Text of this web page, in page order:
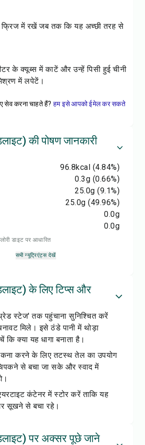
फ्रिज में रखें जब तक कि यह अच्छी तरह से
के क्यूब्स में काटें और उन्हें पिसी हुई चीनी
में लपेटें।
सेव करना चाहते हैं? हम इसे आपको ईमेल कर सकते
की पोषण जानकारी
96.8kcal (4.84%)
0.3g (0.66%)
25.0g (9.1%)
25.0g (49.96%)
0.0g
0.0g
डाइट पर आधारित
सभी न्यूट्रिएंट्स देखें
के लिए टिप्स और
स्टेज' तक पहुंचाना सुनिश्चित करें
मिले। इसे ठंडे पानी में थोड़ा
कि क्या यह धागा बनाता है।
करने के लिए तटस्थ तेल का उपयोग
से बचा जा सके और स्वाद में
कंटेनर में स्टोर करें ताकि यह
सूखने से बचा रहे।
पर अक्सर पूछे जाने